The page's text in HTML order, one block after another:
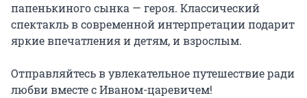
папенькиного сынка — героя. Классический
спектакль в современной интерпретации подарит
яркие впечатления и детям, и взрослым.
Отправляйтесь в увлекательное путешествие ради
любви вместе с Иваном-царевичем!